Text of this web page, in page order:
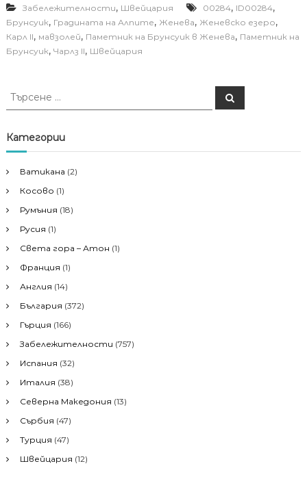
Забележителности, Швейцария 00284, ID00284,
Брунсуик, Градината на Алпите, Женева, Женевско езеро,
Карл II, мавзолей, Паметник на Брунсуик в Женева, Паметник на
Брунсуик, Чарлз II, Швейцария
Т
с
е
е
з
а
Т
ъ
е
Категории
Ватикана (2)
Косово (1)
Румъния (18)
Русия (1)
Света гора – Атон (1)
Франция (1)
Англия (14)
България (372)
Гърция (166)
Забележителности (757)
Испания (32)
Италия (38)
Северна Македония (13)
Сърбия (47)
Турция (47)
Швейцария (12)